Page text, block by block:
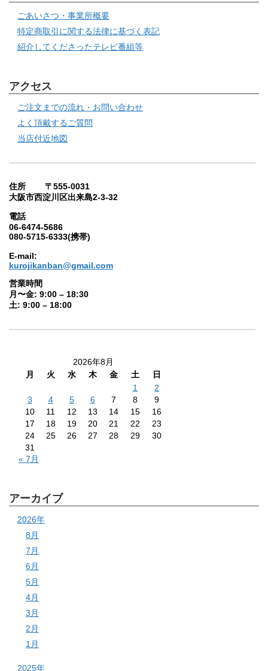
ごあいさつ・事業所概要
特定商取引に関する法律に基づく表記
紹介してくださったテレビ番組等
アクセス
ご注文までの流れ・お問い合わせ
よく頂戴するご質問
当店付近地図
住所 〒555-0031
大阪市西淀川区出来島2-3-32
電話
06-6474-5686
080-5715-6333(携帯)
E-mail:
kurojikanban@gmail.com
営業時間
月〜金: 9:00 – 18:30
土: 9:00 – 18:00
2026年8月
月
火 水 木 金 土
日
1
2
3
4 5 6 7 8
9
10
11 12 13 14 15
16
17
18 19 20 21 22
23
24
25 26 27 28 29
30
31
« 7月
アーカイブ
2026年
8月
7月
6月
5月
4月
3月
2月
1月
2025年